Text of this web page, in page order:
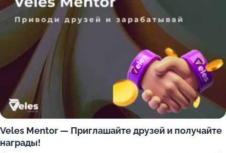
Veles Mentor — Приглашайте друзей и получайте
награды!